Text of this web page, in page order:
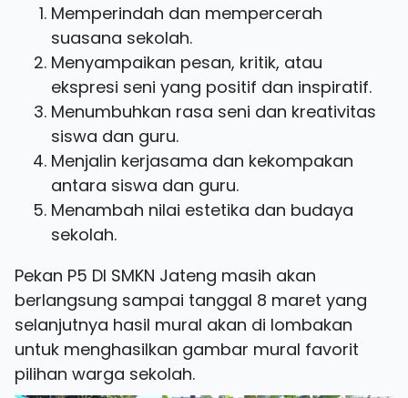
Memperindah dan mempercerah
suasana sekolah.
Menyampaikan pesan, kritik, atau
ekspresi seni yang positif dan inspiratif.
Menumbuhkan rasa seni dan kreativitas
siswa dan guru.
Menjalin kerjasama dan kekompakan
antara siswa dan guru.
Menambah nilai estetika dan budaya
sekolah.
Pekan P5 DI SMKN Jateng masih akan
berlangsung sampai tanggal 8 maret yang
selanjutnya hasil mural akan di lombakan
untuk menghasilkan gambar mural favorit
pilihan warga sekolah.